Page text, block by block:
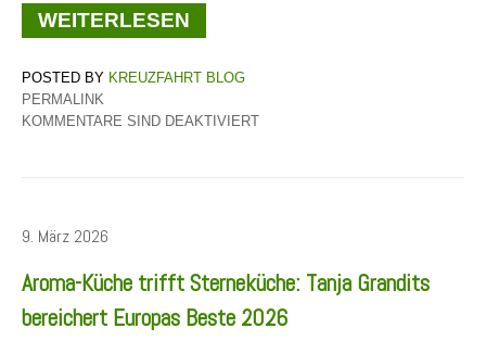
WEITERLESEN
KREUZFAHRT BLOG
PERMALINK
KOMMENTARE SIND DEAKTIVIERT
9. März 2026
Aroma-Küche trifft Sterneküche: Tanja Grandits
bereichert Europas Beste 2026